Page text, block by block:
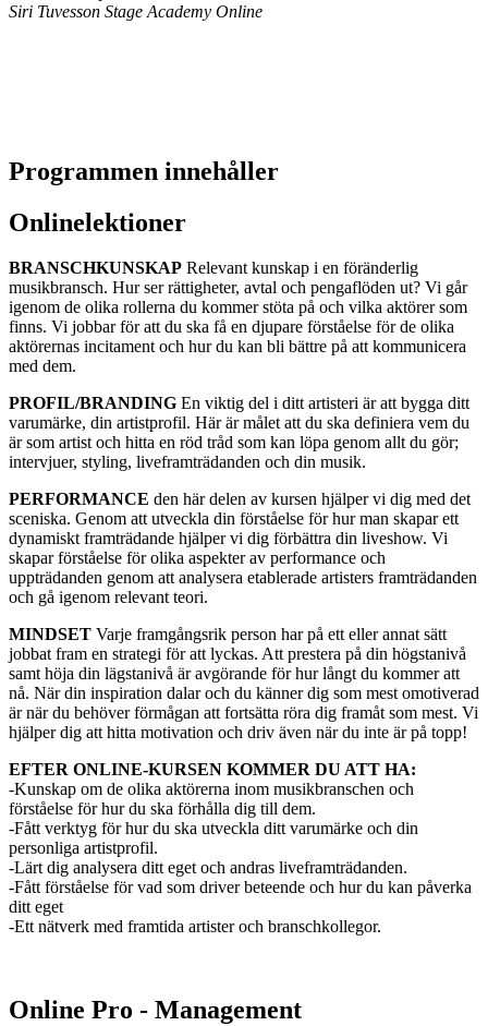
Siri Tuvesson Stage Academy Online
Programmen innehåller
Onlinelektioner
BRANSCHKUNSKAP Relevant kunskap i en föränderlig
musikbransch. Hur ser rättigheter, avtal och pengaflöden ut? Vi går
igenom de olika rollerna du kommer stöta på och vilka aktörer som
finns. Vi jobbar för att du ska få en djupare förståelse för de olika
aktörernas incitament och hur du kan bli bättre på att kommunicera
med dem.
PROFIL/BRANDING En viktig del i ditt artisteri är att bygga ditt
varumärke, din artistprofil. Här är målet att du ska definiera vem du
är som artist och hitta en röd tråd som kan löpa genom allt du gör;
intervjuer, styling, liveframträdanden och din musik.
PERFORMANCE den här delen av kursen hjälper vi dig med det
sceniska. Genom att utveckla din förståelse för hur man skapar ett
dynamiskt framträdande hjälper vi dig förbättra din liveshow. Vi
skapar förståelse för olika aspekter av performance och
uppträdanden genom att analysera etablerade artisters framträdanden
och gå igenom relevant teori.
MINDSET Varje framgångsrik person har på ett eller annat sätt
jobbat fram en strategi för att lyckas. Att prestera på din högstanivå
samt höja din lägstanivå är avgörande för hur långt du kommer att
nå. När din inspiration dalar och du känner dig som mest omotiverad
är när du behöver förmågan att fortsätta röra dig framåt som mest. Vi
hjälper dig att hitta motivation och driv även när du inte är på topp!
EFTER ONLINE-KURSEN KOMMER DU ATT HA:
-Kunskap om de olika aktörerna inom musikbranschen och
förståelse för hur du ska förhålla dig till dem.
-Fått verktyg för hur du ska utveckla ditt varumärke och din
personliga artistprofil.
-Lärt dig analysera ditt eget och andras liveframträdanden.
-Fått förståelse för vad som driver beteende och hur du kan påverka
ditt eget
-Ett nätverk med framtida artister och branschkollegor.
Online Pro - Management